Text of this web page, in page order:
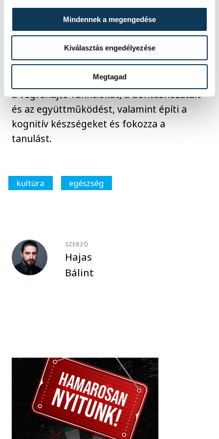
Mindennek a megengedése
Kiválasztás engedélyezése
Megtagad
bontogatjuk szárnyainkat a művészetek
végtelen erdejében, akár csak a klasszikus
értelemben fogyasztjuk a már korábban
elkészített műveket, mindez 25 százalékkal
csökkenti a kortizol nevű stresszhormon
szintjét a szervezetben, miközben fejleszti
a végrehajtó funkciókat, a döntéshozatalt
és az együttműködést, valamint építi a
kognitív készségeket és fokozza a
tanulást.
kultúra egészség
SZERZŐ
Hajas
Bálint